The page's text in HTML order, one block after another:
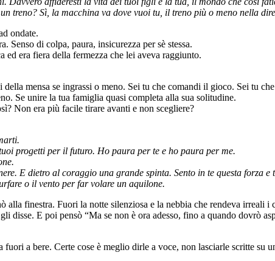
treno? Sì, la macchina va dove vuoi tu, il treno più o meno nella
ondate.
Senso di colpa, paura, insicurezza per sè stessa.
era fiera della fermezza che lei aveva raggiunto.
mensa se ingrassi o meno. Sei tu che comandi il gioco. Sei tu
Se unire la tua famiglia quasi completa alla sua solitudine.
Non era più facile tirare avanti e non scegliere?
progetti per il futuro. Ho paura per te e ho paura per me.
E dietro al coraggio una grande spinta. Sento in te questa forza
o il vento per far volare un aquilone.
finestra. Fuori la notte silenziosa e la nebbia che rendeva irreali i
disse. E poi pensò “Ma se non è ora adesso, fino a quando dovrò
fuori a bere. Certe cose è meglio dirle a voce, non lasciarle scritte su